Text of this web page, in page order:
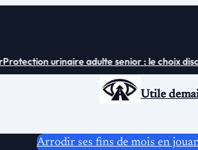
urinaire adulte senior : le choix
Utile
Arrodir ses fins de mois en